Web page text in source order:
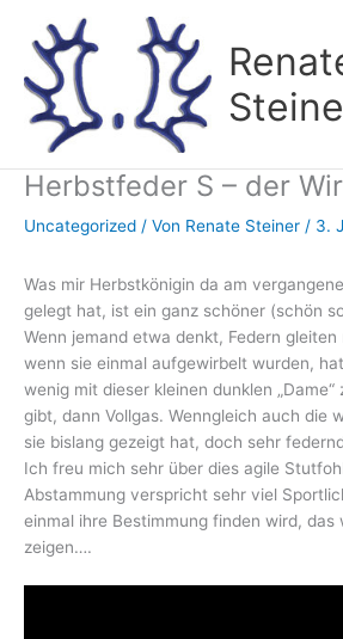
Inhalt
springen
Herbstfeder S – der
Uncategorized / Von Renate Steiner / 3.
Was mir Herbstkönigin da am
gelegt hat, ist ein ganz schöner (schön
Wenn jemand etwa denkt, Federn
wenn sie einmal aufgewirbelt wurden,
wenig mit dieser kleinen dunklen „Dame“
gibt, dann Vollgas. Wenngleich auch die
sie bislang gezeigt hat, doch sehr
Ich freu mich sehr über dies agile
Abstammung verspricht sehr viel
einmal ihre Bestimmung finden wird, das
zeigen….